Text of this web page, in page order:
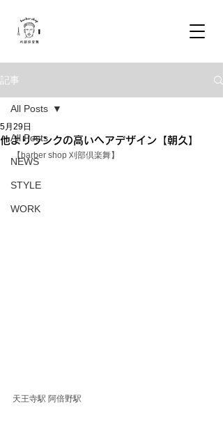
記事
All Posts
NEWS
STYLE
WORK
All Posts
他よりランクの高いヘアデザイン【朝久】
5月29日
【barber shop 刈部倶楽舞】
天王寺駅 阿倍野駅